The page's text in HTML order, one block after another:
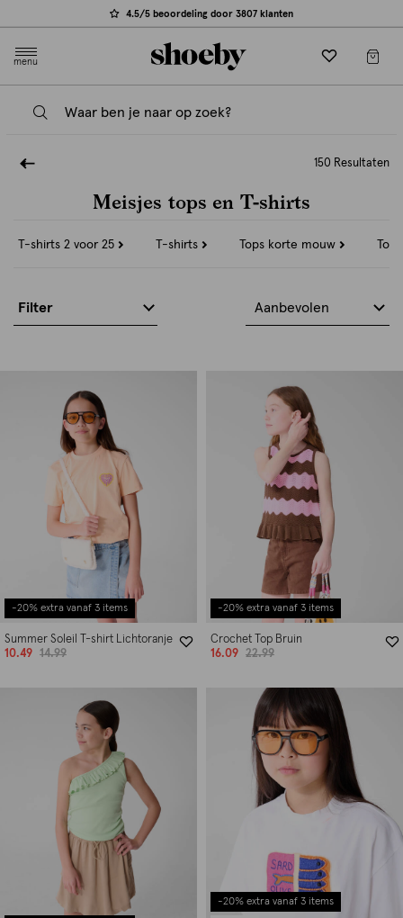
4.5/5 beoordeling door 3807 klanten
menu
150 Resultaten
Meisjes tops en T-shirts
T-shirts 2 voor 25Refine
T-shirtsRefine
Tops korte mouwRefine
Filter Aanbevolen
-20% extra vanaf 3 items
Summer Soleil T-shirt Lichtoranje
10.49
14.99
-20% extra vanaf 3 items
Crochet Top Bruin
16.09
22.99
-20% extra vanaf 3 items